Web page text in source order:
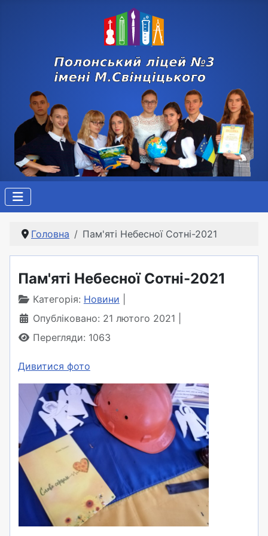
Головна Пам'яті Небесної Сотні-2021
Пам'яті Небесної Сотні-2021
Категорія: Новини
Опубліковано: 21 лютого 2021
Перегляди: 1063
Дивитися фото